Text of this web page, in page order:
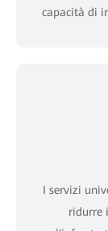
capacità di
I servizi
ridurre